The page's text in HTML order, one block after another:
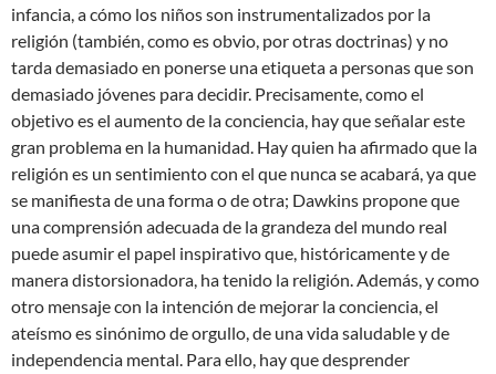
infancia, a cómo los niños son instrumentalizados por la
religión (también, como es obvio, por otras doctrinas) y no
tarda demasiado en ponerse una etiqueta a personas que son
demasiado jóvenes para decidir. Precisamente, como el
objetivo es el aumento de la conciencia, hay que señalar este
gran problema en la humanidad. Hay quien ha afirmado que la
religión es un sentimiento con el que nunca se acabará, ya que
se manifiesta de una forma o de otra; Dawkins propone que
una comprensión adecuada de la grandeza del mundo real
puede asumir el papel inspirativo que, históricamente y de
manera distorsionadora, ha tenido la religión. Además, y como
otro mensaje con la intención de mejorar la conciencia, el
ateísmo es sinónimo de orgullo, de una vida saludable y de
independencia mental. Para ello, hay que desprender